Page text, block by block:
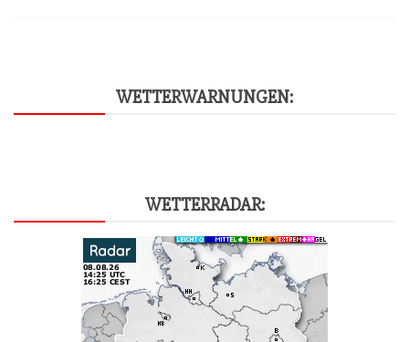
WET­TER­WAR­NUN­GEN:
WET­TER­RA­DAR: